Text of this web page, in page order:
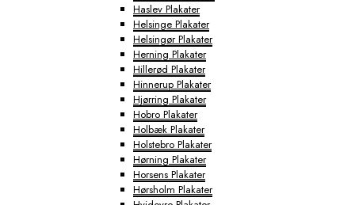
Haslev Plakater
Helsinge Plakater
Helsingør Plakater
Herning Plakater
Hillerød Plakater
Hinnerup Plakater
Hjørring Plakater
Hobro Plakater
Holbæk Plakater
Holstebro Plakater
Hørning Plakater
Horsens Plakater
Hørsholm Plakater